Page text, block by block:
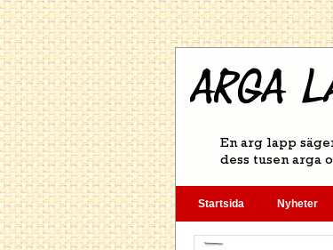
Startsida Nyheter